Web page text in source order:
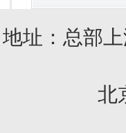
地址：总部
北京